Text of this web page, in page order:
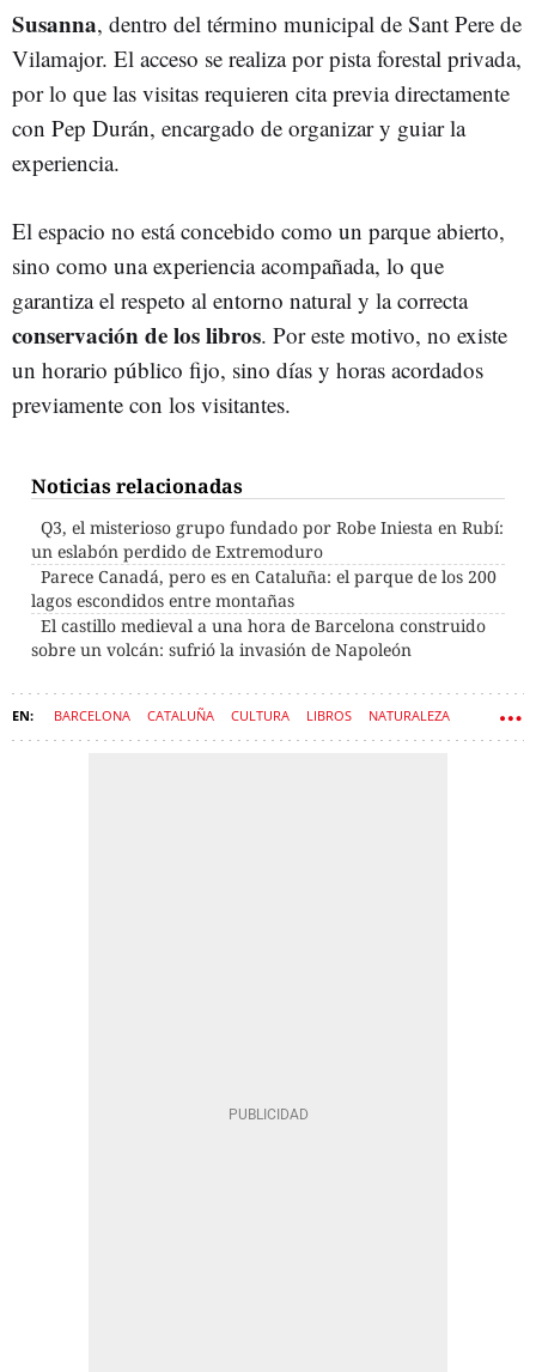
Susanna, dentro del término municipal de Sant Pere de
Vilamajor. El acceso se realiza por pista forestal privada,
por lo que las visitas requieren cita previa directamente
con Pep Durán, encargado de organizar y guiar la
experiencia.
El espacio no está concebido como un parque abierto,
sino como una experiencia acompañada, lo que
garantiza el respeto al entorno natural y la correcta
conservación de los libros. Por este motivo, no existe
un horario público fijo, sino días y horas acordados
previamente con los visitantes.
Noticias relacionadas
Q3, el misterioso grupo fundado por Robe Iniesta en Rubí:
un eslabón perdido de Extremoduro
Parece Canadá, pero es en Cataluña: el parque de los 200
lagos escondidos entre montañas
El castillo medieval a una hora de Barcelona construido
sobre un volcán: sufrió la invasión de Napoleón
BARCELONA CATALUÑA CULTURA LIBROS NATURALEZA